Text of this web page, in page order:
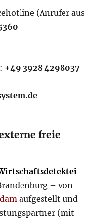
(Anrufer aus
+49 3928 4298037
freie
– von
aufgestellt und
(mit